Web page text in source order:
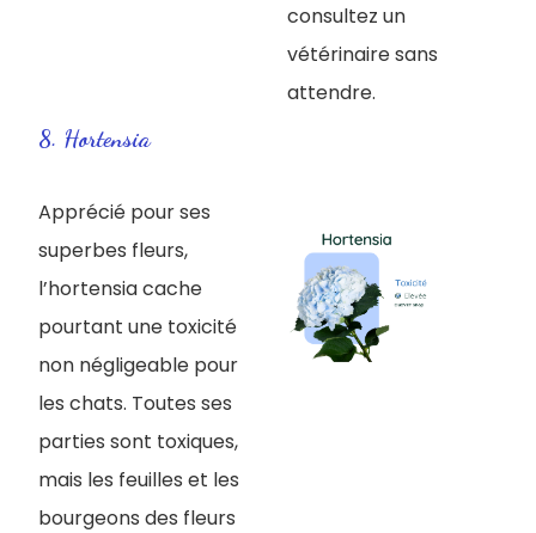
consultez un
vétérinaire sans
attendre.
8. Hortensia
Apprécié pour ses
superbes fleurs,
l’hortensia cache
pourtant une toxicité
non négligeable pour
les chats. Toutes ses
parties sont toxiques,
mais les feuilles et les
bourgeons des fleurs